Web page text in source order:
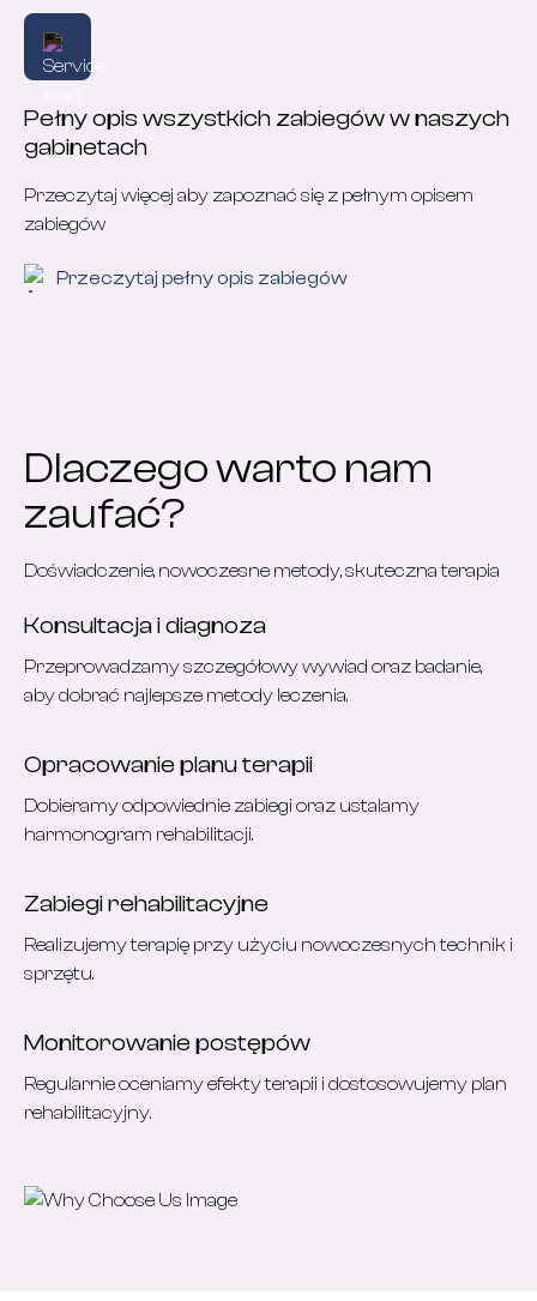
Pełny opis wszystkich zabiegów w naszych
gabinetach
Przeczytaj więcej aby zapoznać się z pełnym opisem
zabiegów
Przeczytaj pełny opis zabiegów
Dlaczego warto nam
zaufać?
Doświadczenie, nowoczesne metody, skuteczna terapia
Konsultacja i diagnoza
Przeprowadzamy szczegółowy wywiad oraz badanie,
aby dobrać najlepsze metody leczenia.
Opracowanie planu terapii
Dobieramy odpowiednie zabiegi oraz ustalamy
harmonogram rehabilitacji.
Zabiegi rehabilitacyjne
Realizujemy terapię przy użyciu nowoczesnych technik i
sprzętu.
Monitorowanie postępów
Regularnie oceniamy efekty terapii i dostosowujemy plan
rehabilitacyjny.